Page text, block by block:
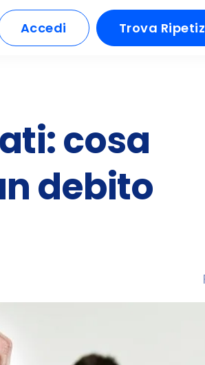
Accedi Trova
cosa
debito